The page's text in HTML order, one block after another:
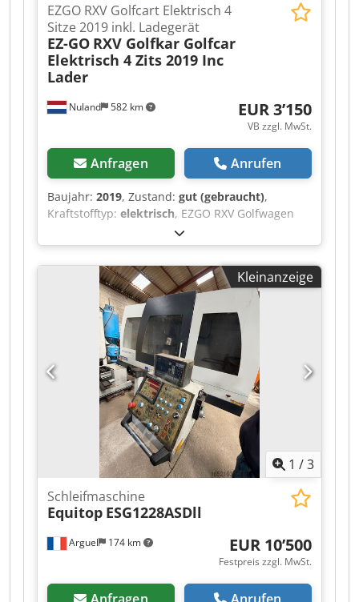
Nuland 582 km
EZGO RXV Golfcart Elektrisch 4
Sitze 2019 inkl. Ladegerät
EZ-GO RXV Golfkar Golfcar
Elektrisch 4 Zits 2019 Inc
Lader
EUR 3’150
VB zzgl. MwSt.
Anfragen Anrufen
Baujahr: 2019, Zustand: gut (gebraucht),
Kraftstofftyp: elektrisch, EZGO RXV Golfwagen
Elektrisch 4-Sitzer 2019 inkl. Ladegerät Video
kann per Whatsapp gesendet werden. Laufender
Lagerbestand, siehe Webseite. Preise ab Nuland.
Van de Wert Trading B.V. bietet einen
wechselnden Bestand an Maschinen, Lkw,
Anhängern und Anbauteilen. Alle unsere
Lieferungen erfolgen zu Handelsbedingungen
im AS-IS-Zustand ohne Garantien. (siehe unsere
Allgemeinen Geschäftsbedingungen) Für eine
Besichtigung und/oder Probefahrt können Sie
unverbindlich einen Termin vereinbaren. Bitte
rufen Sie vorher an, wir sind nicht ständig vor
Ort. Van de Wert Trading B.V. Bedrijfsstraat 3
Dkjdpfxjzqug Ro Aiwjr 5391 LR Nuland
Kleinanzeige
1 /3
Arguel 174 km
Schleifmaschine
Equitop ESG1228ASDll
EUR 10’500
Festpreis zzgl. MwSt.